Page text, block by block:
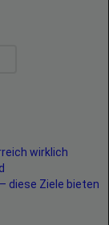
wirklich
diese Ziele bieten